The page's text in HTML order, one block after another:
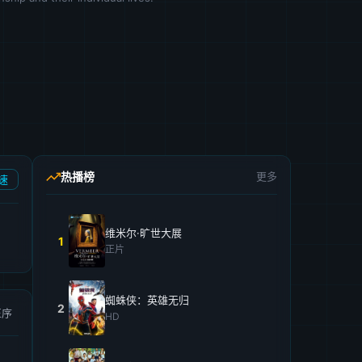
热播榜 更多
1
维米尔·旷世大展
正片
2
蜘蛛侠：英雄无归
HD